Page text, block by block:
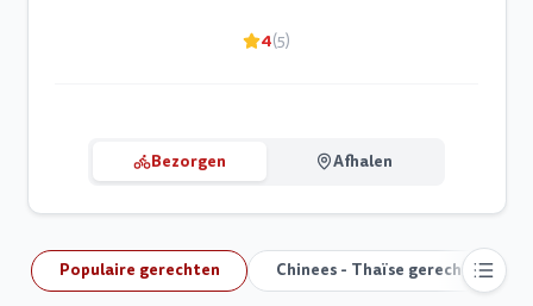
4(5)
Bezorgen Afhalen
Populaire gerechten Chinees - Thaïse gerechten